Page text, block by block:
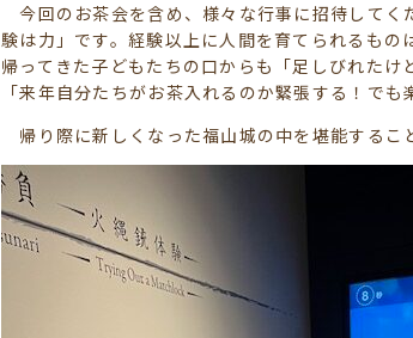
今回のお茶会を含め、様々な行事に招待してく
験は力」です。経験以上に人間を育てられるも
帰ってきた子どもたちの口からも「足しびれた
「来年自分たちがお茶入れるのか緊張する！で
帰り際に新しくなった福山城の中を堪能するこ